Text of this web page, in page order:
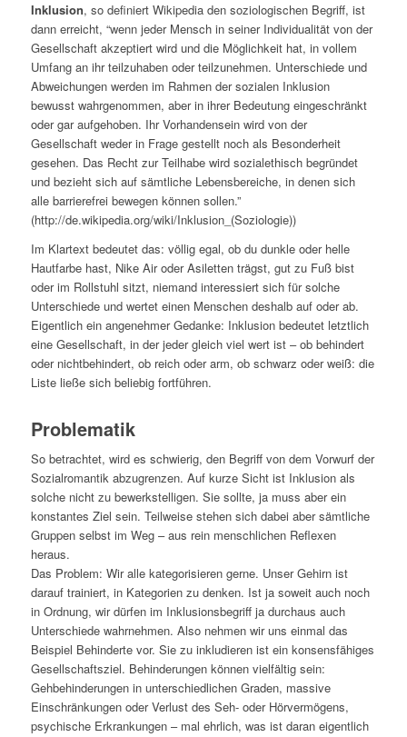
Inklusion, so definiert Wikipedia den soziologischen Begriff, ist
dann erreicht, “wenn jeder Mensch in seiner Individualität von der
Gesellschaft akzeptiert wird und die Möglichkeit hat, in vollem
Umfang an ihr teilzuhaben oder teilzunehmen. Unterschiede und
Abweichungen werden im Rahmen der sozialen Inklusion
bewusst wahrgenommen, aber in ihrer Bedeutung eingeschränkt
oder gar aufgehoben. Ihr Vorhandensein wird von der
Gesellschaft weder in Frage gestellt noch als Besonderheit
gesehen. Das Recht zur Teilhabe wird sozialethisch begründet
und bezieht sich auf sämtliche Lebensbereiche, in denen sich
alle barrierefrei bewegen können sollen.”
(http://de.wikipedia.org/wiki/Inklusion_(Soziologie))
Im Klartext bedeutet das: völlig egal, ob du dunkle oder helle
Hautfarbe hast, Nike Air oder Asiletten trägst, gut zu Fuß bist
oder im Rollstuhl sitzt, niemand interessiert sich für solche
Unterschiede und wertet einen Menschen deshalb auf oder ab.
Eigentlich ein angenehmer Gedanke: Inklusion bedeutet letztlich
eine Gesellschaft, in der jeder gleich viel wert ist – ob behindert
oder nichtbehindert, ob reich oder arm, ob schwarz oder weiß: die
Liste ließe sich beliebig fortführen.
Problematik
So betrachtet, wird es schwierig, den Begriff von dem Vorwurf der
Sozialromantik abzugrenzen. Auf kurze Sicht ist Inklusion als
solche nicht zu bewerkstelligen. Sie sollte, ja muss aber ein
konstantes Ziel sein. Teilweise stehen sich dabei aber sämtliche
Gruppen selbst im Weg – aus rein menschlichen Reflexen
heraus.
Das Problem: Wir alle kategorisieren gerne. Unser Gehirn ist
darauf trainiert, in Kategorien zu denken. Ist ja soweit auch noch
in Ordnung, wir dürfen im Inklusionsbegriff ja durchaus auch
Unterschiede wahrnehmen. Also nehmen wir uns einmal das
Beispiel Behinderte vor. Sie zu inkludieren ist ein konsensfähiges
Gesellschaftsziel. Behinderungen können vielfältig sein:
Gehbehinderungen in unterschiedlichen Graden, massive
Einschränkungen oder Verlust des Seh- oder Hörvermögens,
psychische Erkrankungen – mal ehrlich, was ist daran eigentlich